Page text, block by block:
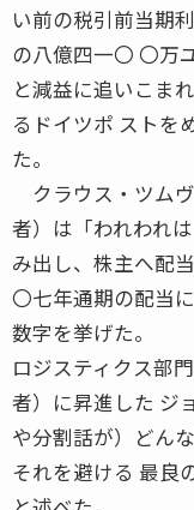
い前の税引前当期
の八億四一〇 〇万
と減益に追いこま
るドイツポ ストを
た。
クラウス・ツム
者）は「われわれ
み出し、株主へ配
〇七年通期の配当
数字を挙げた。
ロジスティクス部
者）に昇進した ジ
や分割話が）どん
それを避ける 最良